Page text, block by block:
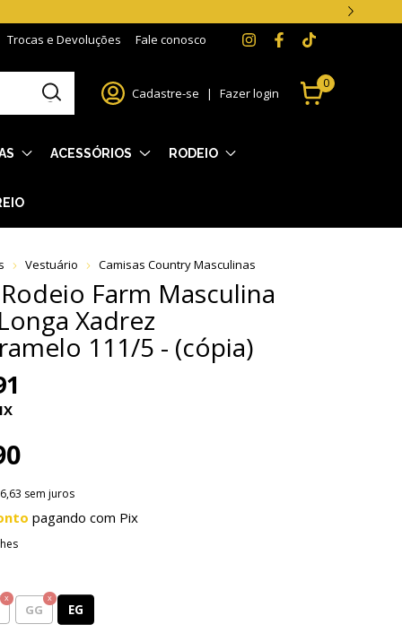
Trocas e Devoluções Fale conosco
Cadastre-se | Fazer login
0
ACESSÓRIOS RODEIO
Vestuário Camisas Country Masculinas
Farm Masculina
Xadrez
111/5 - (cópia)
sem juros
pagando com Pix
GG EG